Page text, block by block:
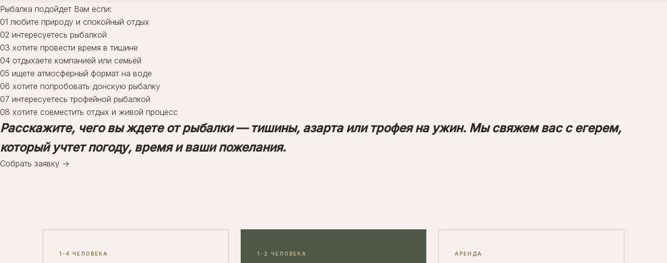
Рыбалка подойдет Вам если:
01 любите природу и спокойный отдых
02 интересуетесь рыбалкой
03 хотите провести время в тишине
04 отдыхаете компанией или семьёй
05 ищете атмосферный формат на воде
06 хотите попробовать донскую рыбалку
07 интересуетесь трофейной рыбалкой
08 хотите совместить отдых и живой процесс
Расскажите, чего вы ждете от рыбалки — тишины, азарта или трофея на ужин. Мы свяжем вас с егерем,
который учтет погоду, время и ваши пожелания.
Собрать заявку →
1-4 ЧЕЛОВЕКА 1-2 ЧЕЛОВЕКА АРЕНДА